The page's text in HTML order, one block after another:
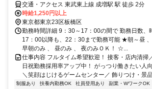
交通・アクセス 東武東上線 成増駅 駅 徒歩 2分
時給1,250円以上
東京都東京23区板橋区
勤務時間詳細 9：30～17：00の間で 勤務日数、
17：00以降も、22：30まで勤務可能 ★朝～昼 、
早朝のみ 、 昼のみ 、 夜のみＯＫ！ ☆...
仕事内容 フルタイム希望歓迎！ 接客・店内清掃
日祝勤務採用率アップ中！ がっつり働きたい人
＼笑顔はじけるゲームセンター／ 飾りつけ・景品
制服あり 扶養内勤務OK 社員登用あり 副業・WワークOK